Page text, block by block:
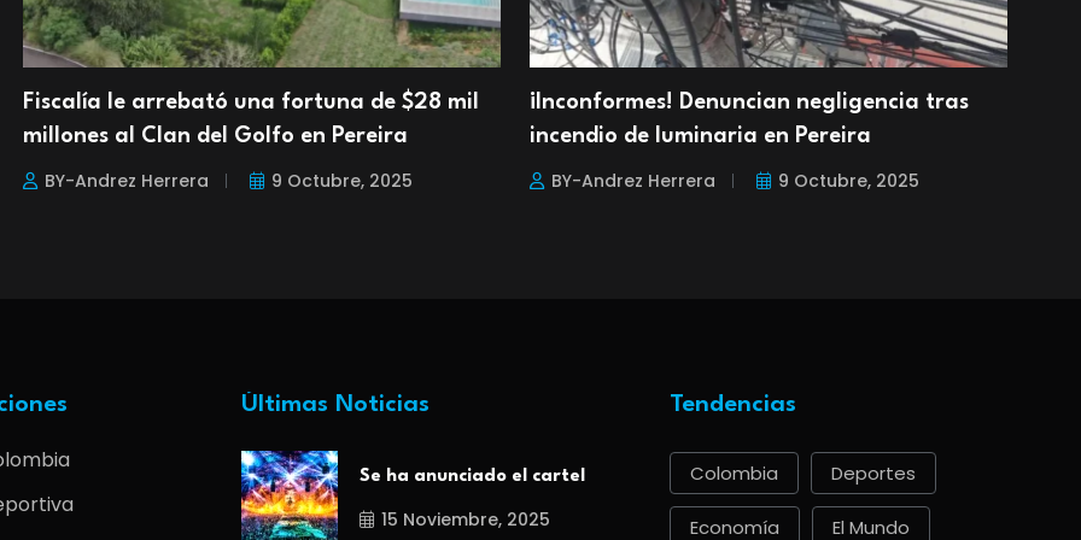
Fiscalía le arrebató una fortuna de $28 mil
millones al Clan del Golfo en Pereira
BY-Andrez Herrera 9 Octubre, 2025
¡Inconformes! Denuncian negligencia tras
incendio de luminaria en Pereira
BY-Andrez Herrera 9 Octubre, 2025
Últimas Noticias
Se ha anunciado el cartel
15 Noviembre, 2025
Tendencias
Colombia Deportes
Economía El Mundo